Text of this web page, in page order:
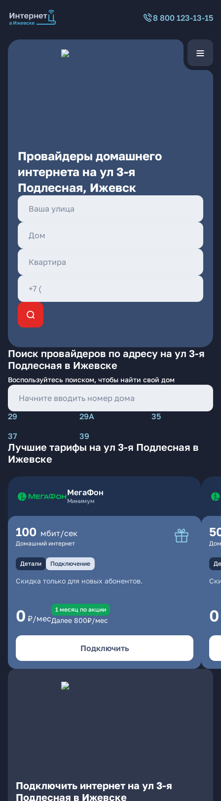
8 800 123-13-15
Провайдеры домашнего
интернета на ул 3-я
Подлесная, Ижевск
Поиск провайдеров по адресу на ул 3-я
Подлесная в Ижевске
Воспользуйтесь поиском, чтобы найти свой дом
29 29А
35
37
39
Лучшие тарифы на ул 3-я Подлесная в
Ижевске
МегаФон
Минимум
100 мбит/сек
Домашний интернет
Детали Подключение
Скидка только для новых абонентов.
0 ₽/мес
1 месяц по акции
Далее 800₽/мес
Подключить
0
Подключить интернет на ул 3-я
Подлесная в Ижевске